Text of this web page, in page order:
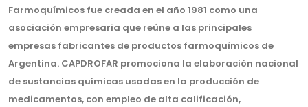
Farmoquímicos fue creada en el año 1981 como una
asociación empresaria que reúne a las principales
empresas fabricantes de productos farmoquímicos de
Argentina. CAPDROFAR promociona la elaboración nacional
de sustancias químicas usadas en la producción de
medicamentos, con empleo de alta calificación,